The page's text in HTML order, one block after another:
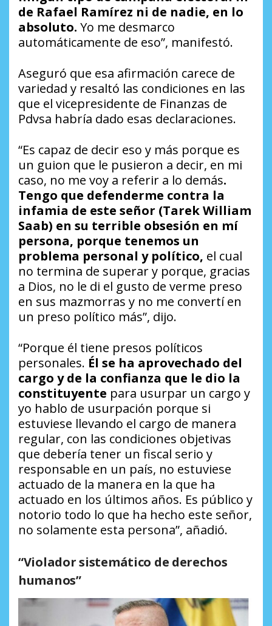
de Rafael Ramírez ni de nadie, en lo
absoluto. Yo me desmarco
automáticamente de eso”, manifestó.
Aseguró que esa afirmación carece de
variedad y resaltó las condiciones en las
que el vicepresidente de Finanzas de
Pdvsa habría dado esas declaraciones.
“Es capaz de decir eso y más porque es
un guion que le pusieron a decir, en mi
caso, no me voy a referir a lo demás.
Tengo que defenderme contra la
infamia de este señor (Tarek William
Saab) en su terrible obsesión en mí
persona, porque tenemos un
problema personal y político, el cual
no termina de superar y porque, gracias
a Dios, no le di el gusto de verme preso
en sus mazmorras y no me convertí en
un preso político más”, dijo.
“Porque él tiene presos políticos
personales. Él se ha aprovechado del
cargo y de la confianza que le dio la
constituyente para usurpar un cargo y
yo hablo de usurpación porque si
estuviese llevando el cargo de manera
regular, con las condiciones objetivas
que debería tener un fiscal serio y
responsable en un país, no estuviese
actuado de la manera en la que ha
actuado en los últimos años. Es público y
notorio todo lo que ha hecho este señor,
no solamente esta persona”, añadió.
“Violador sistemático de derechos
humanos”